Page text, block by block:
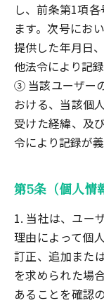
し、前条第1項
ます。次号にお
提供した年月日
他法令により記
③ 当該ユーザー
おける、当該個
受けた経緯、及
令により記録が
第5条（個人情
1. 当社は、ユー
理由によって個
訂正、追加また
を求められた場
あることを確認